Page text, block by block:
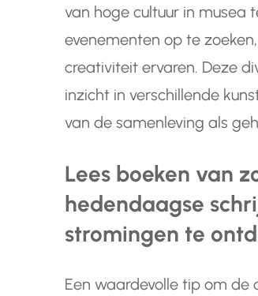
van hoge cultuur in musea
evenementen op te
creativiteit ervaren. Deze
inzicht in verschillende
van de samenleving als
Lees boeken van
hedendaagse
stromingen te
Een waardevolle tip om de